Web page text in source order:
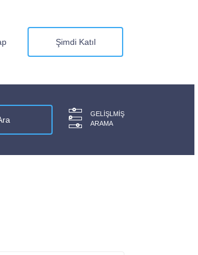
Şimdi Katıl
GELIŞLMIŞ
ARAMA